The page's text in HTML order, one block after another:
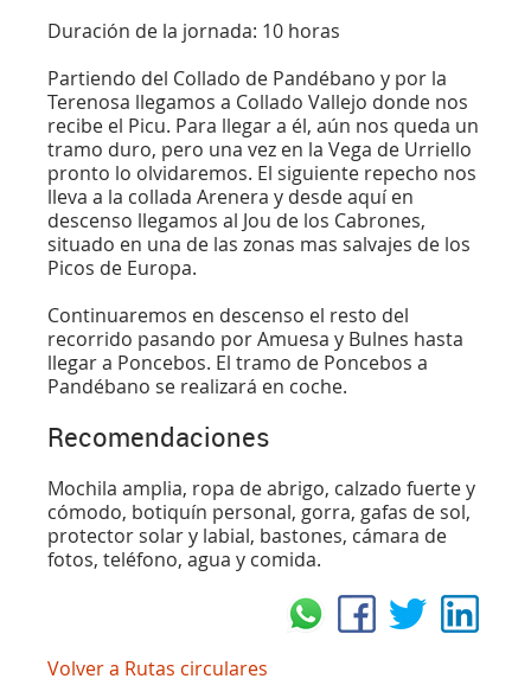
Duración de la jornada: 10 horas
Partiendo del Collado de Pandébano y por la
Terenosa llegamos a Collado Vallejo donde nos
recibe el Picu. Para llegar a él, aún nos queda un
tramo duro, pero una vez en la Vega de Urriello
pronto lo olvidaremos. El siguiente repecho nos
lleva a la collada Arenera y desde aquí en
descenso llegamos al Jou de los Cabrones,
situado en una de las zonas mas salvajes de los
Picos de Europa.
Continuaremos en descenso el resto del
recorrido pasando por Amuesa y Bulnes hasta
llegar a Poncebos. El tramo de Poncebos a
Pandébano se realizará en coche.
Recomendaciones
Mochila amplia, ropa de abrigo, calzado fuerte y
cómodo, botiquín personal, gorra, gafas de sol,
protector solar y labial, bastones, cámara de
fotos, teléfono, agua y comida.
Volver a Rutas circulares